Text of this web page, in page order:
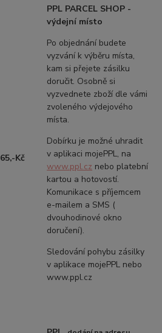
65,-Kč
PPL PARCEL SHOP -
výdejní místo
Po objednání budete
vyzvání k výběru místa,
kam si přejete zásilku
doručit. Osobně si
vyzvednete zboží dle vámi
zvoleného výdejového
místa.
Dobírku je možné uhradit
v aplikaci mojePPL, na
www.ppl.cz nebo platební
kartou a hotovostí.
Komunikace s příjemcem
e-mailem a SMS (
dvouhodinové okno
doručení).
Sledování pohybu zásilky
v aplikace mojePPL nebo
www.ppl.cz